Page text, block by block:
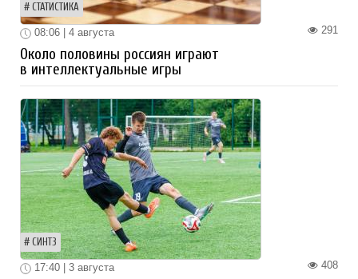
СТАТИСТИКА
291
08:06 | 4 августа
Около половины россиян играют
в интеллектуальные игры
СИНТЗ
408
17:40 | 3 августа